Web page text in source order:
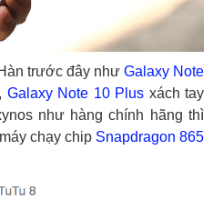
trước đây như Galaxy Note
, Galaxy Note 10 Plus xách tay
như hàng chính hãng thì
chạy chip Snapdragon 865